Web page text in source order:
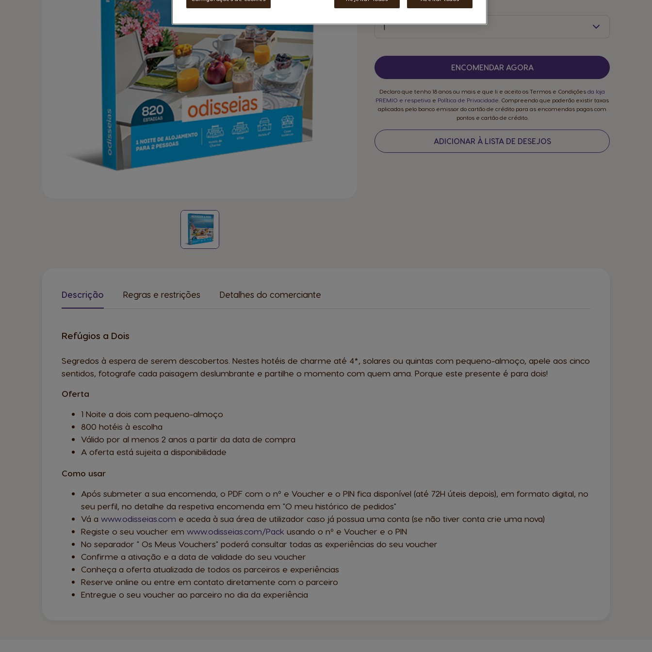
Quantidade
ENCOMENDAR AGORA
Declaro que tenho 18 anos ou mais e que li e aceito os Termos e Condições da loja
PREMIO e respetiva e Política de Privacidade . Compreendo que poderão existir taxas
aplicadas pelo banco emissor do cartão de crédito para as encomendas pagas com
pontos e cartão de crédito.
ADICIONAR À LISTA DE DESEJOS
Descrição Regras e restrições Detalhes do comerciante
Refúgios a Dois
Segredos à espera de serem descobertos. Nestes hotéis de charme até 4*, solares ou quintas com pequeno-almoço, apele aos cinco
sentidos, fotografe cada paisagem deslumbrante e partilhe o momento com quem ama. Porque este presente é para dois!
Oferta
1 Noite a dois com pequeno-almoço
800 hotéis à escolha
Válido por al menos 2 anos a partir da data de compra
A oferta está sujeita a disponibilidade
Como usar
Após submeter a sua encomenda, o PDF com o nº e Voucher e o PIN fica disponível (até 72H úteis depois), em formato digital, no
seu perfil, no detalhe da respetiva encomenda em "O meu histórico de pedidos"
Vá a www.odisseias.com e aceda à sua área de utilizador caso já possua uma conta (se não tiver conta crie uma nova)
Registe o seu voucher em www.odisseias.com/Pack usando o nº e Voucher e o PIN
No separador " Os Meus Vouchers" poderá consultar todas as experiências do seu voucher
Confirme a ativação e a data de validade do seu voucher
Conheça a oferta atualizada de todos os parceiros e experiências
Reserve online ou entre em contato diretamente com o parceiro
Entregue o seu voucher ao parceiro no dia da experiência